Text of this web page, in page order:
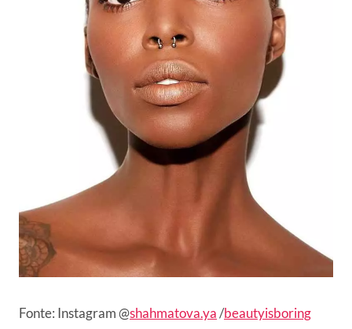
Fonte: Instagram @shahmatova.ya/beautyisboring